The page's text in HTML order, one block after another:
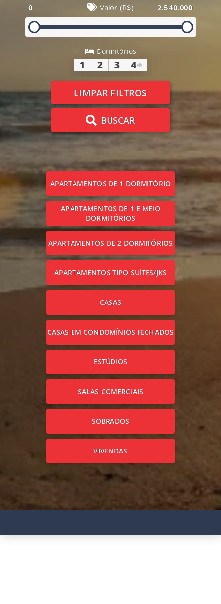
0 Valor (R$) 2.540.000
Dormitórios
1 2 3 4+
LIMPAR FILTROS
BUSCAR
APARTAMENTOS DE 1 DORMITÓRIO
APARTAMENTOS DE 1 E MEIO
DORMITÓRIOS
APARTAMENTOS DE 2 DORMITÓRIOS
APARTAMENTOS TIPO SUÍTES/JKS
CASAS
CASAS EM CONDOMÍNIOS FECHADOS
ESTÚDIOS
SALAS COMERCIAIS
SOBRADOS
VIVENDAS